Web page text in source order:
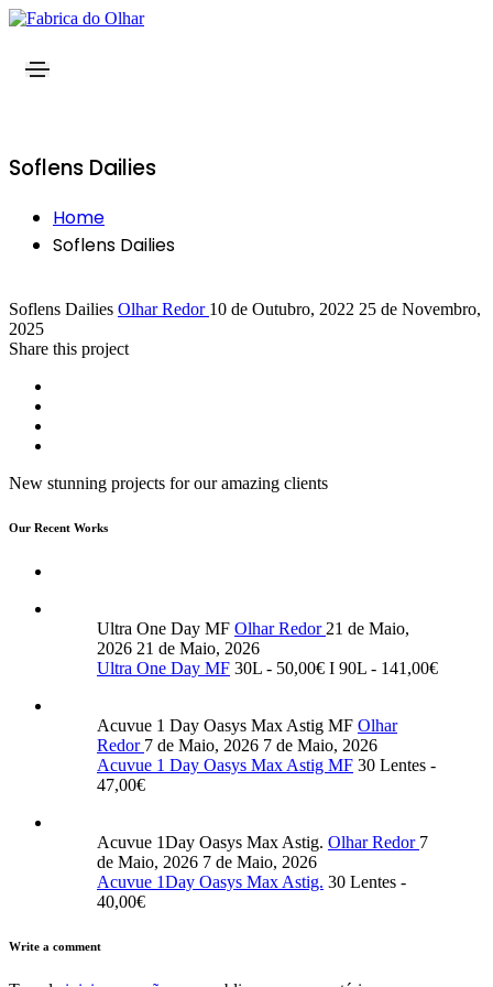
Soflens Dailies
Home
Soflens Dailies
Soflens Dailies Olhar Redor 10 de Outubro, 2022 25 de Novembro,
2025
Share this project
New stunning projects for our amazing clients
Our Recent Works
Ultra One Day MF Olhar Redor 21 de Maio,
2026 21 de Maio, 2026
Ultra One Day MF 30L - 50,00€ I 90L - 141,00€
Acuvue 1 Day Oasys Max Astig MF Olhar
Redor 7 de Maio, 2026 7 de Maio, 2026
Acuvue 1 Day Oasys Max Astig MF 30 Lentes -
47,00€
Acuvue 1Day Oasys Max Astig. Olhar Redor 7
de Maio, 2026 7 de Maio, 2026
Acuvue 1Day Oasys Max Astig. 30 Lentes -
40,00€
Write a comment